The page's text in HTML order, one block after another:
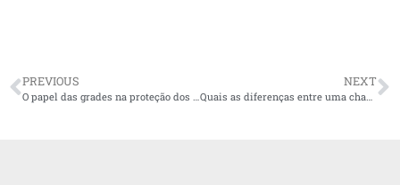
PREVIOUS NEXT
Quais as diferenças entre uma chapa perfurada e uma chapa distendida?